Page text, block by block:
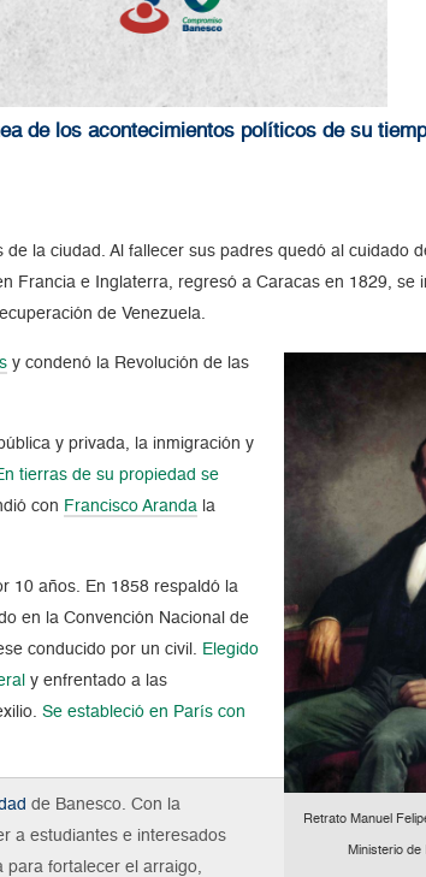
de los acontecimientos políticos de su
de la ciudad. Al fallecer sus padres quedó al cuidado
Francia e Inglaterra, regresó a Caracas en 1829, se
de Venezuela.
Retrato Manuel
Ministerio
y condenó la Revolución de las
y privada, la inmigración y
tierras de su propiedad se
con Francisco Aranda la
10 años.
En 1858 respaldó la
en la Convención Nacional de
conducido por un civil.
Elegido
y enfrentado a las
.Se estableció en París con
de Banesco. Con la
a estudiantes e interesados
fortalecer el arraigo,